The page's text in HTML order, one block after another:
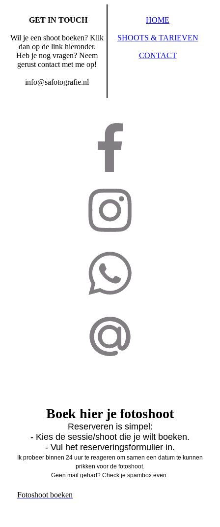
GET IN TOUCH
Wil je een shoot boeken? Klik
dan op de link hieronder.
Heb je nog vragen? Neem
gerust contact met me op!
info@safotografie.nl
HOME
SHOOTS & TARIEVEN
CONTACT
Boek hier je fotoshoot
Reserveren is simpel:
- Kies de sessie/shoot die je wilt boeken.
- Vul het reserveringsformulier in.
Ik probeer binnen 24 uur te reageren om samen een datum te kunnen
prikken voor de fotoshoot.
Geen mail gehad? Check je spambox even.
Fotoshoot boeken